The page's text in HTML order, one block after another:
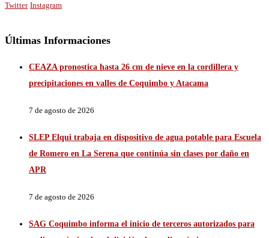
Twitter Instagram
Últimas Informaciones
CEAZA pronostica hasta 26 cm de nieve en la cordillera y
precipitaciones en valles de Coquimbo y Atacama
7 de agosto de 2026
SLEP Elqui trabaja en dispositivo de agua potable para Escuela
de Romero en La Serena que continúa sin clases por daño en
APR
7 de agosto de 2026
SAG Coquimbo informa el inicio de terceros autorizados para